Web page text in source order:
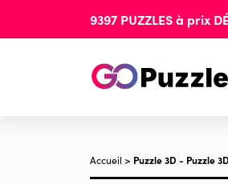
9397 PUZZLESà prix
Accueil > Puzzle 3D - Puzzle